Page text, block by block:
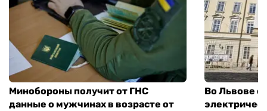
Минобороны получит от ГНС
данные о мужчинах в возрасте от
Во Львове